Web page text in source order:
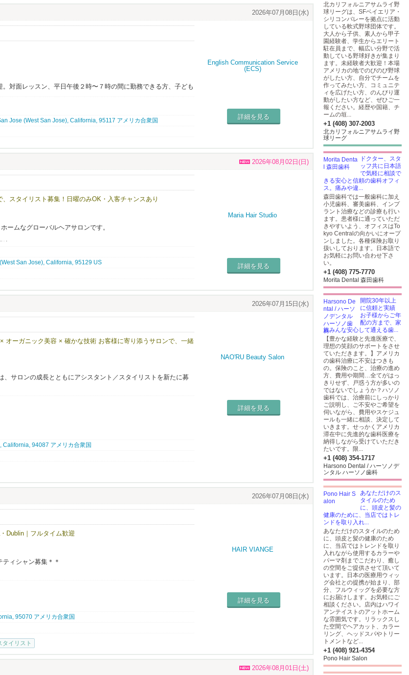
2026年07月08日(水)
対面レッスン、平日午後２時〜７時の間に勤務できる方、子ども
葉の壁である『英会話』。日英バイリンガル講師のニーズが増え
評いただいております。大変やりがいのあるお仕事です。要US
軽にお問い合わせください。
English teachers who strive to help students reach their
Jose (West San Jose), California, 95117 アメリカ合衆国
詳細を見る
2026年08月02日(日)
スタイリスト募集！日曜のみOK・入客チャンスあり
ームなグローバルヘアサロンです。
し、高いクオリティのサービスを提供しています。
にしています。
で幅広く対応しており、
です。
安定して来店があり、
ているため、
がりやすいサロンです。
す。
、
かりサポートしますのでご安心ください！
。
San Jose), California, 95129 US
詳細を見る
2026年07月15日(水)
オーガニック美容 × 確かな技術 お客様に寄り添うサロンで、一緒
サロンの成長とともにアシスタント／スタイリストを新たに募
は実務経験のある方
べる環境
い技術が身につきます
94087 アメリカ合衆国
詳細を見る
2026年07月08日(水)
Dublin｜フルタイム歓迎
ィシャン募集＊＊
95070 アメリカ合衆国
詳細を見る
タイリスト
2026年08月01日(土)
北カリフォルニアサムライ野
球リーグは、SFベイエリア・
シリコンバレーを拠点に活動
している軟式野球団体です。
大人から子供、素人から甲子
園経験者、学生からエリート
駐在員まで、幅広い分野で活
動している野球好きが集まり
ます。未経験者大歓迎！本場
アメリカの地でのびのび野球
がしたい方、自分でチームを
作ってみたい方、コミュニテ
ィを広げたい方、のんびり運
動がしたい方など、ぜひご一
報ください。経歴や国籍、チ
ームの垣...
+1 (408) 307-2003
北カリフォルニアサムライ野
球リーグ
ドクター、スタ
ッフ共に日本語
で気軽に相談で
きる安心と信頼の歯科オフィ
ス。痛みや違...
森田歯科では一般歯科に加え
小児歯科、審美歯科、インプ
ラント治療などの診療も行い
ます。患者様に通っていただ
きやすいよう、オフィスはTo
kyo Centralの向かいにオープ
ンしました。各種保険お取り
扱いしております。日本語で
お気軽にお問い合わせ下さ
い。
+1 (408) 775-7770
Morita Dental 森田歯科
開院30年以上
に信頼と実績
お子様からご年
配の方まで、家
族みんな安心して通える歯...
【豊かな経験と先進医療で、
理想の笑顔のサポートをさせ
ていただきます。】アメリカ
の歯科治療に不安はつきも
の。保険のこと、治療の進め
方、費用や期間…全てがはっ
きりせず、戸惑う方が多いの
ではないでしょうか？ハソノ
歯科では、治療前にしっかり
ご説明し、ご不安やご希望を
伺いながら、費用やスケジュ
ールも一緒に相談、決定して
いきます。せっかくアメリカ
滞在中に先進的な歯科医療を
納得しながら受けていただき
たいです。限...
+1 (408) 354-1717
Harsono Dental / ハーソノデ
ンタル ハーソノ歯科
あなただけのス
タイルのため
に、頭皮と髪の
健康のために、当店ではトレ
ンドを取り入れ...
あなただけのスタイルのため
に、頭皮と髪の健康のため
に、当店ではトレンドを取り
入れながら使用するカラーや
パーマ剤までこだわり、癒し
の空間をご提供させて頂いて
います。日本の医療用ウィッ
グ会社との提携が始まり、部
分、フルウィッグを必要な方
にお届けします。お気軽にご
相談ください。店内はハワイ
アンテイストのアットホーム
な雰囲気です。リラックスし
た空間でヘアカット、カラー
リング、ヘッドスパやトリー
トメントなど...
+1 (408) 921-4354
Pono Hair Salon